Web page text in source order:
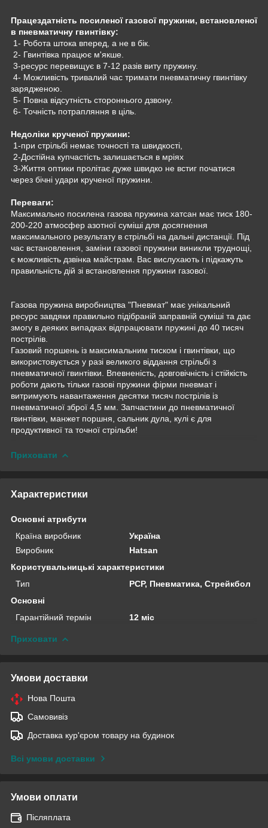
Працездатність посиленої газової пружини, встановленої
в пневматичну гвинтівку:
1- Робота штока вперед, а не в бік.
2- Гвинтівка працює м'якше.
3-ресурс перевищує в 7-12 разів виту пружину.
4- Можливість тривалий час тримати пневматичну гвинтівку
зарядженою.
5- Повна відсутність стороннього дзвону.
6- Точність потрапляння в ціль.
Недоліки крученої пружини:
1-при стрільбі немає точності та швидкості,
2-Достійна купчастість залишається в мріях
3-Життя оптики пролітає дуже швидко не встиг початися
через бічні удари крученої пружини.
Переваги:
Максимально посилена газова пружина хатсан має тиск 180-
200-220 атмосфер азотної суміші для досягнення
максимального результату в стрільбі на дальні дистанції. Під
час встановлення, заміни газової пружини виникли труднощі,
є можливість дзвінка майстрам. Вас вислухають і підкажуть
правильність дій зі встановлення пружини газової.
Газова пружина виробництва "Пневмат" має унікальний
ресурс завдяки правильно підібраній заправній суміші та дає
змогу в деяких випадках відпрацювати пружині до 40 тисяч
пострілів.
Газовий поршень із максимальним тиском і гвинтівки, що
використовується у разі великого віддання стрільбі з
пневматичної гвинтівки. Впевненість, довговічність і стійкість
роботи дають тільки газові пружини фірми пневмат і
витримують навантаження десятки тисяч пострілів із
пневматичної зброї 4,5 мм. Запчастини до пневматичної
гвинтівки, манжет поршня, сальник дула, кулі є для
продуктивної та точної стрільби!
Приховати
Характеристики
Основні атрибути
Країна виробник
Україна
Виробник
Hatsan
Користувальницькі характеристики
Тип
PCP, Пневматика, Стрейкбол
Основні
Гарантійний термін
12 міс
Приховати
Умови доставки
Нова Пошта
Самовивіз
Доставка кур'єром товару на будинок
Всі умови доставки
Умови оплати
Післяплата